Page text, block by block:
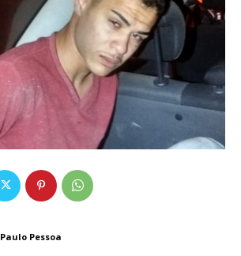
Paulo Pessoa